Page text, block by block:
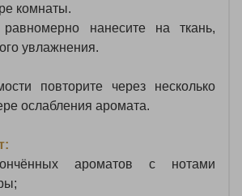
комнаты.
нанесите на ткань,
увлажнения.
повторите через несколько
ослабления аромата.
ароматов с нотами